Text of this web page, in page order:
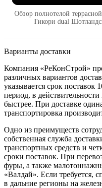
Обзор полнотелой
Гикори dual
Варианты доставки
Компания «РеКонСтрой»
различных вариантов
указывается срок поставок
период, в
быстрее. При доставке
транспортировка
Одно из преимуществ
собственная служба
транспортных средств и
сроки поставок. При
фуры, а также
«Валдай». Если требуется,
в дальние регионы на